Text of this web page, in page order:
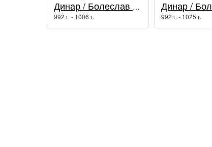
Динар / Болеслав I Храбрый
992 г. - 1006 г. 992 г. - 1025 г.